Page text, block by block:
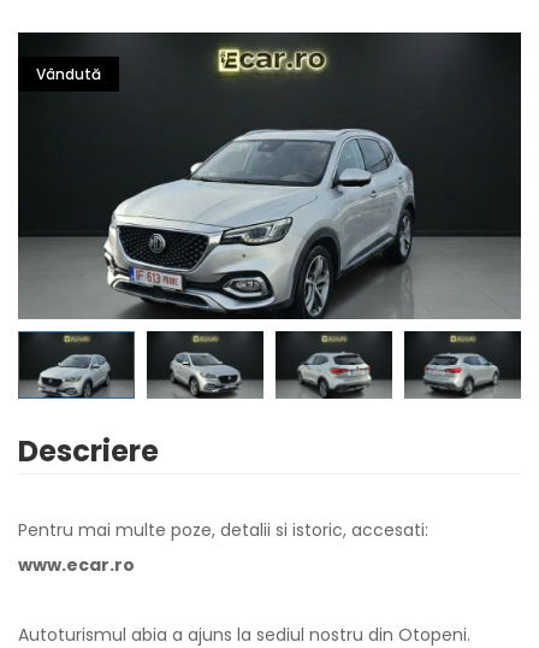
Vândută
Descriere
Pentru mai multe poze, detalii si istoric, accesati:
www.ecar.ro
Autoturismul abia a ajuns la sediul nostru din Otopeni.